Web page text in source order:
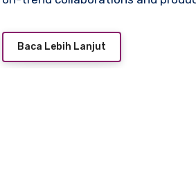
Baca Lebih Lanjut